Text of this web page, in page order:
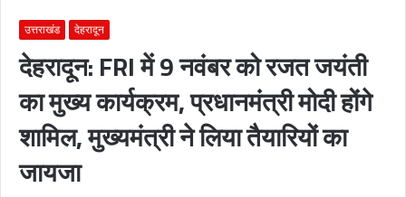
उत्तराखंड देहरादून
देहरादून: FRI में 9 नवंबर को रजत जयंती
का मुख्य कार्यक्रम, प्रधानमंत्री मोदी होंगे
शामिल, मुख्यमंत्री ने लिया तैयारियों का
जायजा